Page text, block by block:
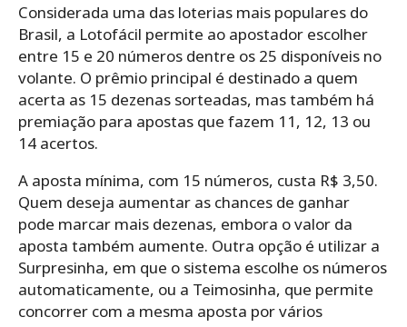
Considerada uma das loterias mais populares do
Brasil, a Lotofácil permite ao apostador escolher
entre 15 e 20 números dentre os 25 disponíveis no
volante. O prêmio principal é destinado a quem
acerta as 15 dezenas sorteadas, mas também há
premiação para apostas que fazem 11, 12, 13 ou
14 acertos.
A aposta mínima, com 15 números, custa R$ 3,50.
Quem deseja aumentar as chances de ganhar
pode marcar mais dezenas, embora o valor da
aposta também aumente. Outra opção é utilizar a
Surpresinha, em que o sistema escolhe os números
automaticamente, ou a Teimosinha, que permite
concorrer com a mesma aposta por vários